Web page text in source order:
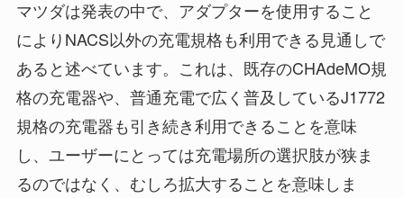
マツダは発表の中で、アダプターを使用すること
によりNACS以外の充電規格も利用できる見通しで
あると述べています。これは、既存のCHAdeMO規
格の充電器や、普通充電で広く普及しているJ1772
規格の充電器も引き続き利用できることを意味
し、ユーザーにとっては充電場所の選択肢が狭ま
るのではなく、むしろ拡大することを意味しま